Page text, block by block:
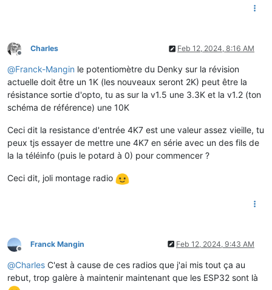
Offline
Charles Feb 12, 2024, 8:16 AM
@Franck-Mangin le potentiomètre du Denky sur la révision
actuelle doit être un 1K (les nouveaux seront 2K) peut être la
résistance sortie d'opto, tu as sur la v1.5 une 3.3K et la v1.2 (ton
schéma de référence) une 10K
Ceci dit la resistance d'entrée 4K7 est une valeur assez vieille, tu
peux tjs essayer de mettre une 4K7 en série avec un des fils de
la la téléinfo (puis le potard à 0) pour commencer ?
Ceci dit, joli montage radio
Offline
Franck Mangin Feb 12, 2024, 9:43 AM
@Charles C'est à cause de ces radios que j'ai mis tout ça au
rebut, trop galère à maintenir maintenant que les ESP32 sont là